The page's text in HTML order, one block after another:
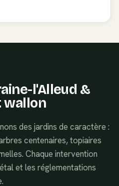
l'Alleud &
wallon
des jardins de caractère :
centenaires, topiaires
Chaque intervention
et les réglementations